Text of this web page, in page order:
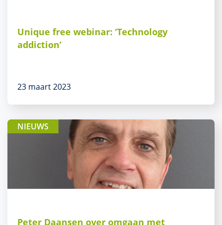
Unique free webinar: ‘Technology
addiction’
23 maart 2023
NIEUWS
Peter Daansen over omgaan met